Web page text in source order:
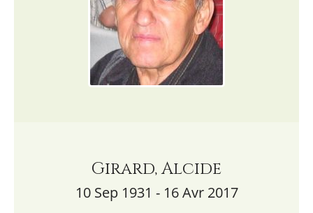
Girard, Alcide
10 Sep 1931 - 16 Avr 2017